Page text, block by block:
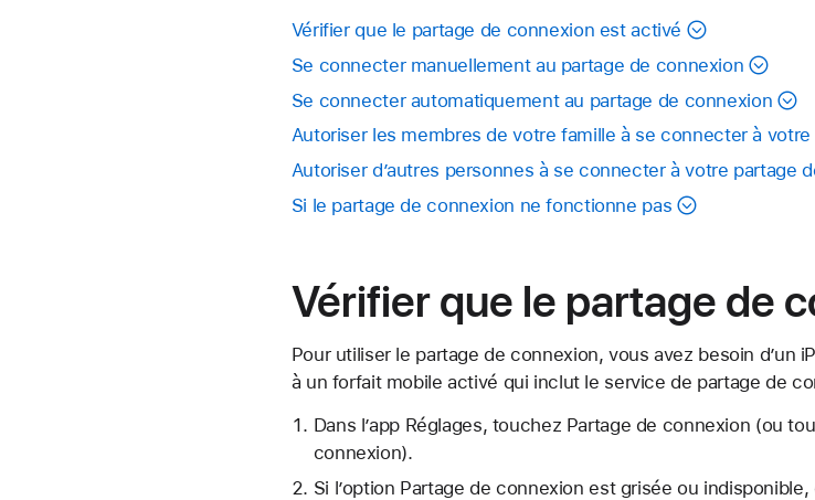
Vérifier que le partage de connexion est activé
Se connecter manuellement au partage de connexion
Se connecter automatiquement au partage de connexion
Autoriser les membres de votre famille à se connecter à
Autoriser d’autres personnes à se connecter à votre partage
Si le partage de connexion ne fonctionne pas
Vérifier que le partage de
Pour utiliser le partage de connexion, vous avez besoin d’un
à un forfait mobile activé qui inclut le service de partage de
Dans l’app Réglages, touchez Partage de connexion (ou
connexion).
Si l’option Partage de connexion est grisée ou